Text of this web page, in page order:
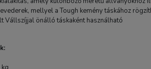
mellyel a Tough kemény táskához
Vállszíjjal önálló táskaként használható